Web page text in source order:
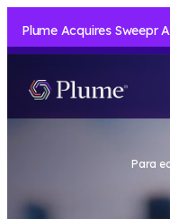
Para